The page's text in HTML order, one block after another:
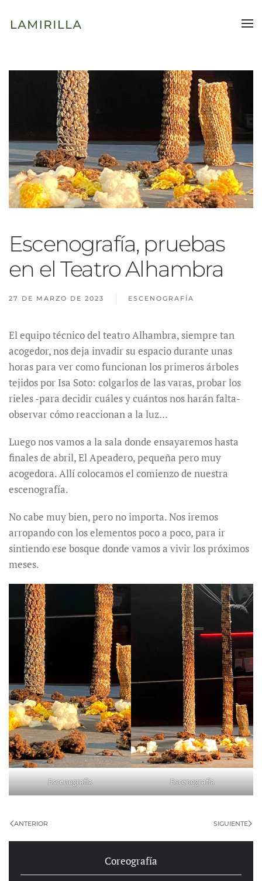
Ir al contenido principal
Escenografía, pruebas
en el Teatro Alhambra
27 DE MARZO DE 2023 ESCENOGRAFÍA
El equipo técnico del teatro Alhambra, siempre tan
acogedor, nos deja invadir su espacio durante unas
horas para ver como funcionan los primeros árboles
tejidos por Isa Soto: colgarlos de las varas, probar los
rieles -para decidir cuáles y cuántos nos harán falta-
observar cómo reaccionan a la luz…
Luego nos vamos a la sala donde ensayaremos hasta
finales de abril, El Apeadero, pequeña pero muy
acogedora. Allí colocamos el comienzo de nuestra
escenografía.
No cabe muy bien, pero no importa. Nos iremos
arropando con los elementos poco a poco, para ir
sintiendo ese bosque donde vamos a vivir los próximos
meses.
Escenografía Escenografía
ANTERIOR SIGUIENTE
Coreografía